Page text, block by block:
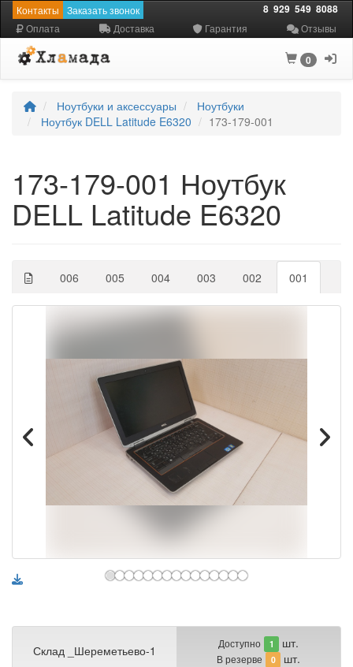
Контакты Заказать звонок 8 929 549 8088
Оплата Доставка Гарантия Отзывы
0
Ноутбуки и аксессуары
Ноутбуки
Ноутбук DELL Latitude E6320
173-179-001
173-179-001 Ноутбук
DELL Latitude E6320
006 005 004 003 002 001
Склад _Шереметьево-1 Доступно 1 шт.
В резерве 0 шт.